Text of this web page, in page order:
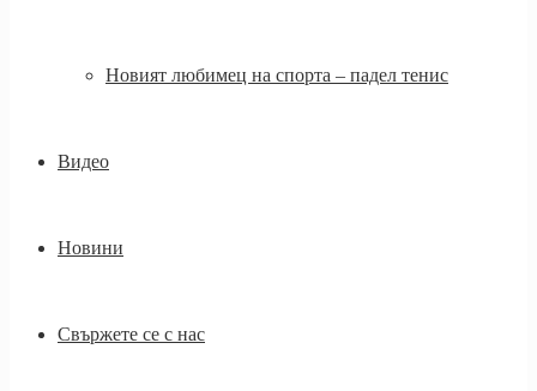
Новият любимец на спорта – падел тенис
Видео
Новини
Свържете се с нас